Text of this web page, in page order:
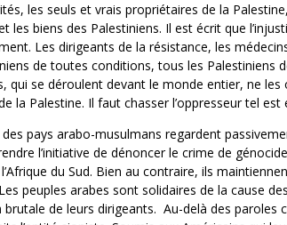
les seuls et vrais propriétaires de la
les biens des Palestiniens. Il est écrit que
Les dirigeants de la résistance, les
de toutes conditions, tous les Palestiniens
qui se déroulent devant le monde entier, ne
la Palestine. Il faut chasser l’oppresseur tel
pays arabo-musulmans regardent
l’initiative de dénoncer le crime de
du Sud. Bien au contraire, ils
peuples arabes sont solidaires de la cause
brutale de leurs dirigeants. Au-delà des